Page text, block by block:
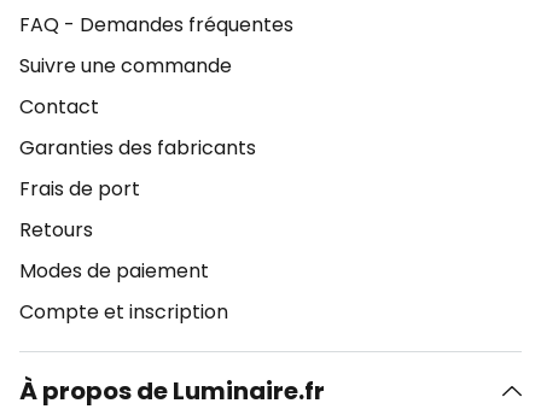
FAQ - Demandes fréquentes
Suivre une commande
Contact
Garanties des fabricants
Frais de port
Retours
Modes de paiement
Compte et inscription
À propos de Luminaire.fr